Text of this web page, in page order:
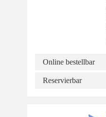
Online bestellbar
Reservierbar